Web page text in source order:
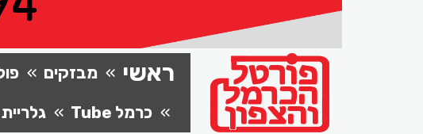
ראשי מבזקים
כרמל Tube